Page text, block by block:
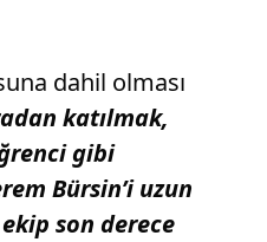
dahil olması
katılmak,
gibi
Bürsin’i uzun
son derece